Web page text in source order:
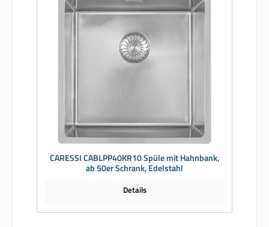
CARESSI CABLPP40KR10 Spüle mit Hahnbank,
ab 50er Schrank, Edelstahl
Details